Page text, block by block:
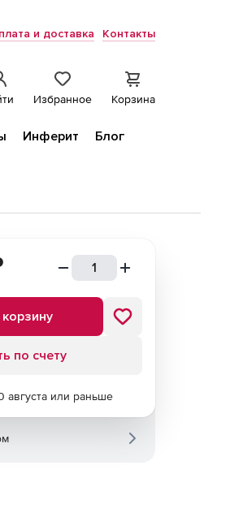
и доставка Контакты
Избранное Корзина
Инферит
Блог
по счету
августа или раньше